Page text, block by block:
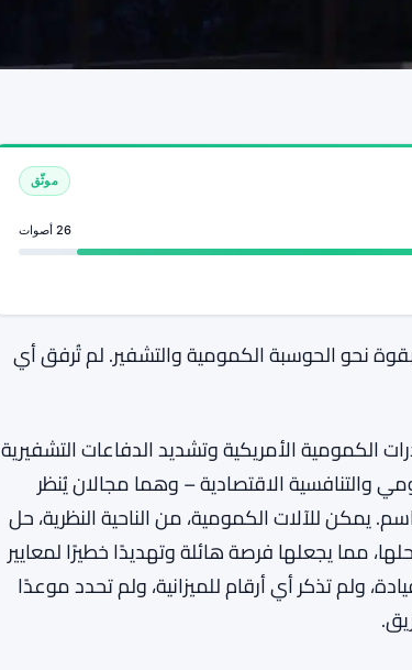
موثّق
26 أصوات
نحو الحوسبة الكمومية والتشفير. لم تُرفق أي
الكمومية الأمريكية وتشديد الدفاعات التشفيرية
والتنافسية الاقتصادية – وهما مجالان يُنظر
يمكن للآلات الكمومية، من الناحية النظرية، حل
مما يجعلها فرصة هائلة وتهديدًا خطيرًا لمعايير
ولم تذكر أي أرقام للميزانية، ولم تحدد موعدًا